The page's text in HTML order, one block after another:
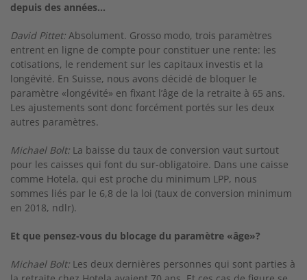
depuis des années...
David Pittet: Absolument. Grosso modo, trois pa­ramètres
entrent en ligne de compte pour consti­tuer une rente: les
cotisations, le rendement sur les capitaux investis et la
longévité. En Suisse, nous avons décidé de bloquer le
paramètre «lon­gévité» en fixant l’âge de la retraite à 65 ans.
Les ajustements sont donc forcément portés sur les deux
autres paramètres.
Michael Bolt: La baisse du taux de conversion vaut surtout
pour les caisses qui font du sur­-obligatoire. Dans une caisse
comme Hotela, qui est proche du minimum LPP, nous
sommes liés par le 6,8 de la loi (taux de conversion minimum
en 2018, ndlr).
Et que pensez-vous du blocage du paramètre «âge»?
Michael Bolt: Les deux dernières personnes qui sont parties à